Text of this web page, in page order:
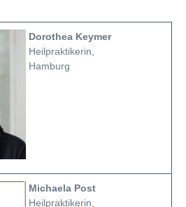
Dorothea Keymer
Heilpraktikerin,
Hamburg
Michaela Post
Heilpraktikerin,